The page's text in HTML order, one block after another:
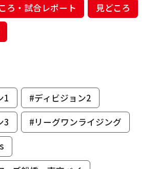
ろ・試合レポート
見どころ
1
#ディビジョン2
3
#リーグワンライジング